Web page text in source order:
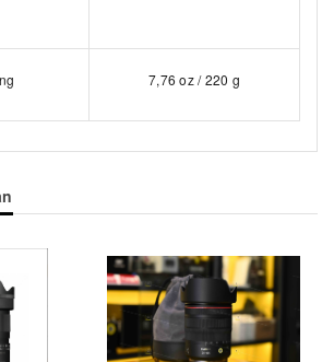
7,76 oz / 220 g
Mua hàng